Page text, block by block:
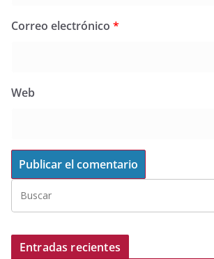
Correo electrónico *
Web
Entradas recientes